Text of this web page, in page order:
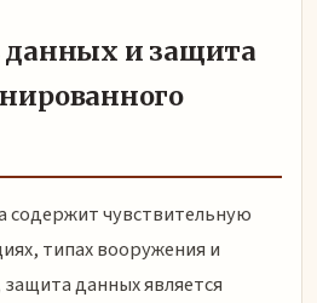
данных и защита
содержит чувствительную
типах вооружения и
данных является